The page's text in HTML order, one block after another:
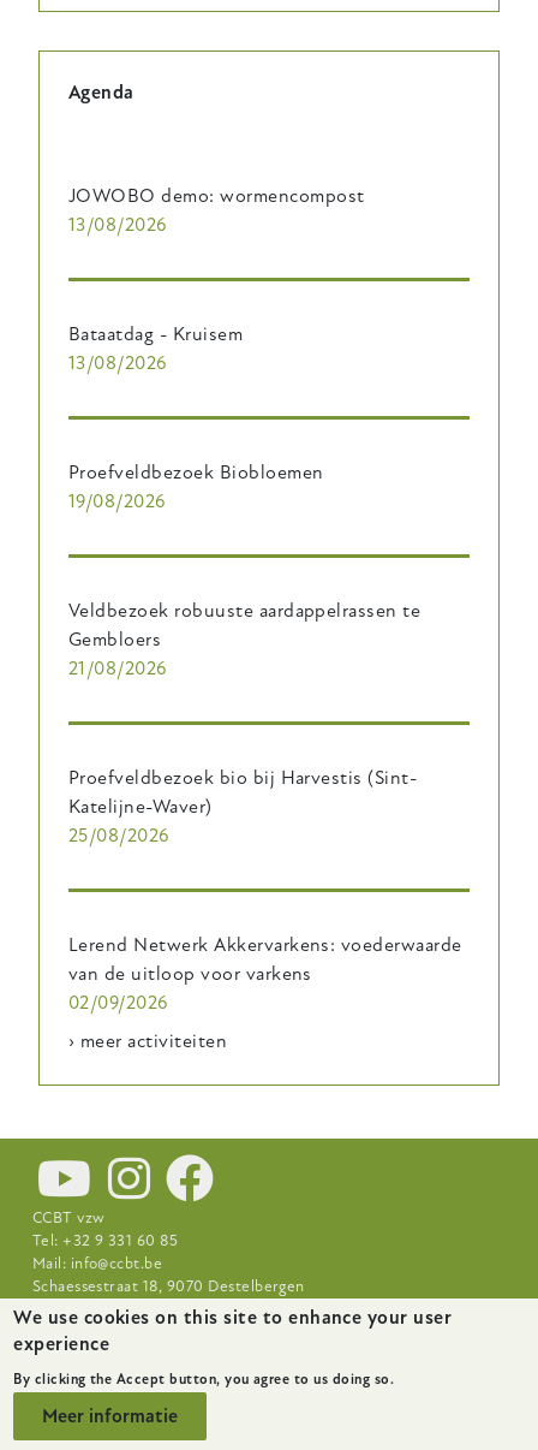
Agenda
JOWOBO demo: wormencompost
13/08/2026
Bataatdag - Kruisem
13/08/2026
Proefveldbezoek Biobloemen
19/08/2026
Veldbezoek robuuste aardappelrassen te
Gembloers
21/08/2026
Proefveldbezoek bio bij Harvestis (Sint-
Katelijne-Waver)
25/08/2026
Lerend Netwerk Akkervarkens: voederwaarde
van de uitloop voor varkens
02/09/2026
› meer activiteiten
CCBT vzw
Tel: +32 9 331 60 85
Mail: info@ccbt.be
Schaessestraat 18, 9070 Destelbergen
Footer-
menu
Nieuws Over CCBT Praktijkcentra
We use cookies on this site to enhance your user
experience
By clicking the Accept button, you agree to us doing so.
Meer informatie